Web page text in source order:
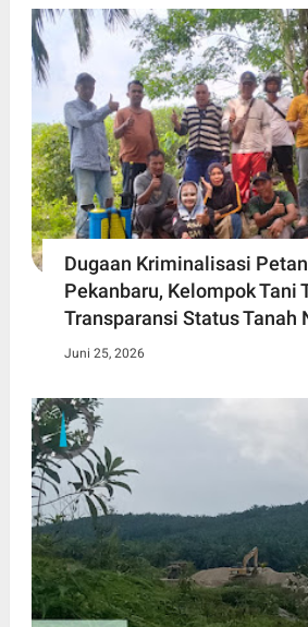
Dugaan Kriminalisasi
Pekanbaru, Kelompok Tani
Transparansi Status Tanah
Juni 25, 2026